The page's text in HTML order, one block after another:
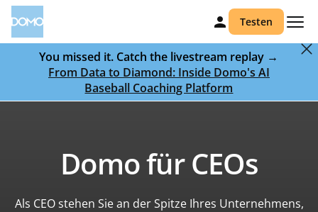
Testen
You missed it. Catch the livestream replay →
From Data to Diamond: Inside Domo's AI
Baseball Coaching Platform
Domo für CEOs
Als CEO stehen Sie an der Spitze Ihres Unternehmens,